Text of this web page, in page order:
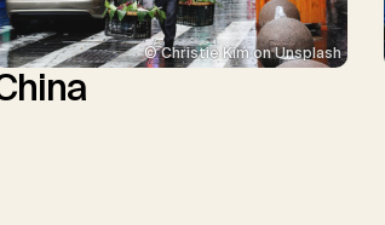
© Christie Kim on Unsplash